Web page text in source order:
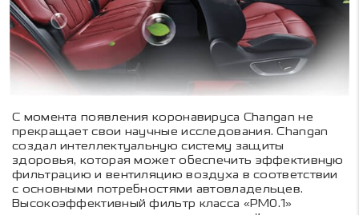
С момента появления коронавируса Changan не
прекращает свои научные исследования. Changan
создал интеллектуальную систему защиты
здоровья, которая может обеспечить эффективную
фильтрацию и вентиляцию воздуха в соответствии
с основными потребностями автовладельцев.
Высокоэффективный фильтр класса «PM0.1»